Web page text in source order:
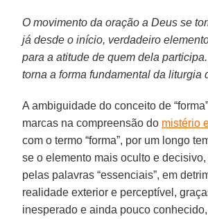
O movimento da oração a Deus se
já desde o início, verdadeiro
para a atitude de quem dela
torna a forma fundamental da liturgia
A ambiguidade do conceito de
marcas na compreensão do mistério
com o termo “forma”, por um longo
se o elemento mais oculto e
pelas palavras “essenciais”, em
realidade exterior e perceptível,
inesperado e ainda pouco